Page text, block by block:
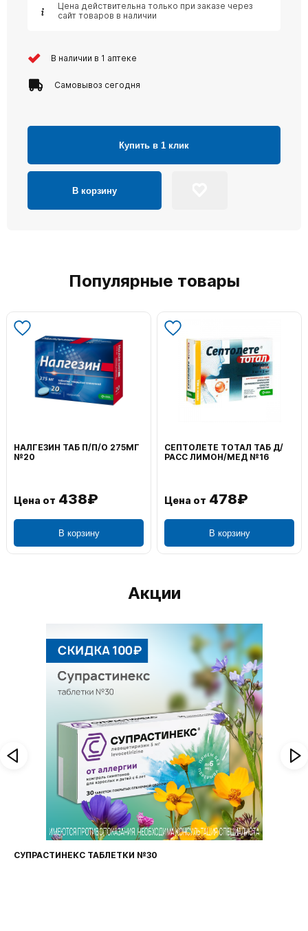
Цена действительна только при заказе через
сайт товаров в наличии
В наличии в 1 аптеке
Самовывоз сегодня
Купить в 1 клик
В корзину
Популярные товары
ВОЛЬТАРЕН ЭМУЛЬГЕЛЬ
НАРУЖ 2% 100Г
Цена от1 106₽
В корзину
ФЕНИСТИЛ ГЕЛЬ НАРУЖ
0,1% 50Г
Цена от749₽
В корзину
Акции
ФАРИНГОСЕПТ ТАБЛЕТКИ №20